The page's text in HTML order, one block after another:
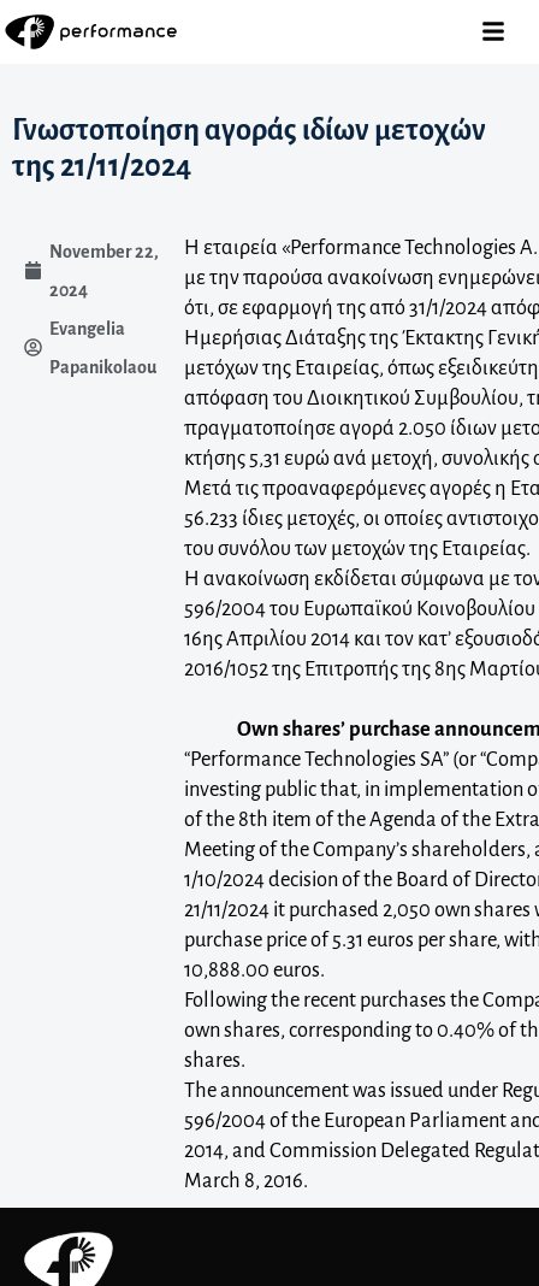
Γνωστοποίηση αγοράς ιδίων μετοχών
της 21/11/2024
November 22,
2024
Evangelia
Papanikolaou
Η εταιρεία «Performance Technologies
με την παρούσα ανακοίνωση ενημερώνει
ότι, σε εφαρμογή της από 31/1/2024
Ημερήσιας Διάταξης της Έκτακτης
μετόχων της Εταιρείας, όπως
απόφαση του Διοικητικού Συμβουλίου,
πραγματοποίησε αγορά 2.050 ίδιων
κτήσης 5,31 ευρώ ανά μετοχή,
Μετά τις προαναφερόμενες αγορές η
56.233 ίδιες μετοχές, οι οποίες
του συνόλου των μετοχών της Εταιρείας.
Η ανακοίνωση εκδίδεται σύμφωνα με
596/2004 του Ευρωπαϊκού Κοινοβουλίου
16ης Απριλίου 2014 και τον κατ’
2016/1052 της Επιτροπής της 8ης
Own shares’ purchase
“Performance Technologies SA” (or
investing public that, in implementation
of the 8th item of the Agenda of the
Meeting of the Company’s shareholders,
1/10/2024 decision of the Board of
21/11/2024 it purchased 2,050 own
purchase price of 5.31 euros per share,
10,888.00 euros.
Following the recent purchases the
own shares, corresponding to 0.40% of
shares.
The announcement was issued under
596/2004 of the European Parliament
2014, and Commission Delegated
March 8, 2016.